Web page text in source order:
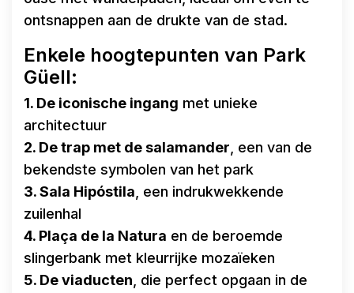
ontsnappen aan de drukte van de stad.
Enkele hoogtepunten van Park
Güell:
1. De iconische ingang met unieke
architectuur
2. De trap met de salamander , een van de
bekendste symbolen van het park
3. Sala Hipóstila , een indrukwekkende
zuilenhal
4. Plaça de la Natura en de beroemde
slingerbank met kleurrijke mozaïeken
5. De viaducten , die perfect opgaan in de